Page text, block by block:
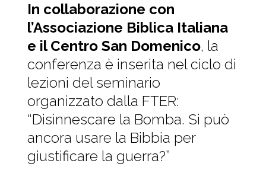
In collaborazione con
l’Associazione Biblica Italiana
e il Centro San Domenico, la
conferenza è inserita nel ciclo di
lezioni del seminario
organizzato dalla FTER:
“Disinnescare la Bomba. Si può
ancora usare la Bibbia per
giustificare la guerra?”